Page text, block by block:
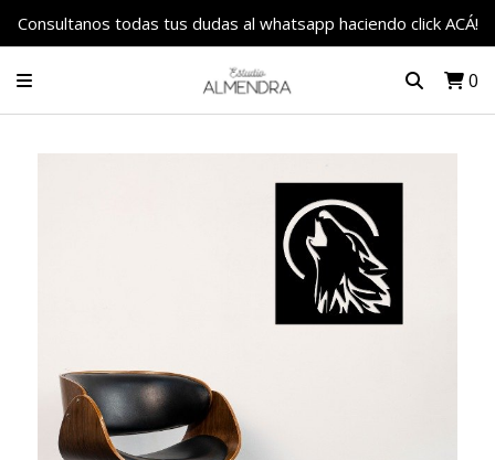
Consultanos todas tus dudas al whatsapp haciendo click ACÁ!
0